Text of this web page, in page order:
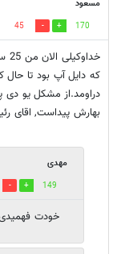
مسعود
170
45
که دایل آپ بود تا
دراومد.از مشکل یو
بهارش پیداست, اقای
مهدی
149
خودت